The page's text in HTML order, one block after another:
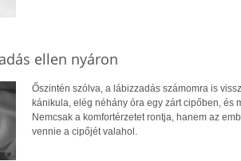
ellen nyáron
Őszintén szólva, a lábizzadás számomra is
kánikula, elég néhány óra egy zárt cipőben, és
Nemcsak a komfortérzetet rontja, hanem az
vennie a cipőjét valahol.